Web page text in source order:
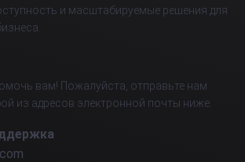
и масштабируемые решения для
вам! Пожалуйста, отправьте нам
из адресов электронной почты ниже:
com